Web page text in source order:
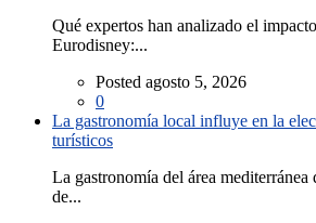
Qué expertos han analizado el
Eurodisney:...
Posted agosto 5, 2026
0
La gastronomía local influye en la
turísticos
La gastronomía del área mediterránea
de...